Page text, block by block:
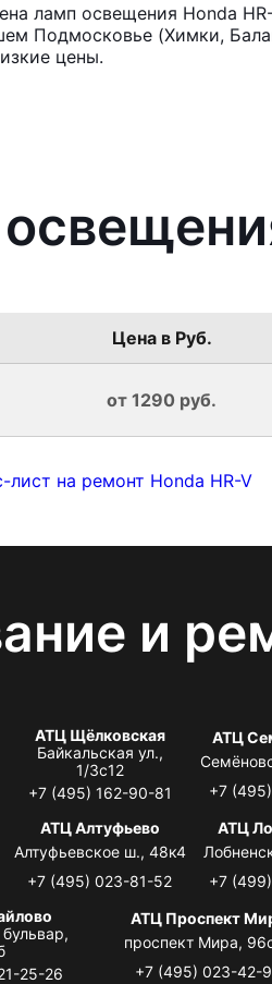
ламп освещения Honda
Подмосковье (Химки,
цены.
Цена в Руб.
от 1290 руб.
лист на ремонт Honda HR-V
и
АТЦ Щёлковская
Байкальская ул.,
1/3с12
+7 (495) 162-90-81
АТЦ
+7
АТЦ Алтуфьево
Алтуфьевское ш., 48к4
+7 (495) 023-81-52
АТЦ
+7
25-26
АТЦ Проспект
проспект Мира,
+7 (495) 023-42-